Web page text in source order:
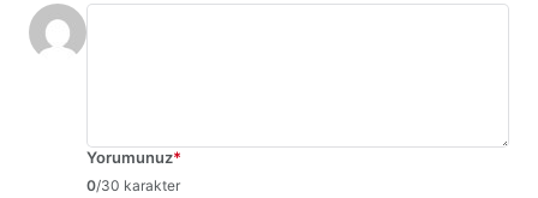
Yorumunuz*
0/30 karakter